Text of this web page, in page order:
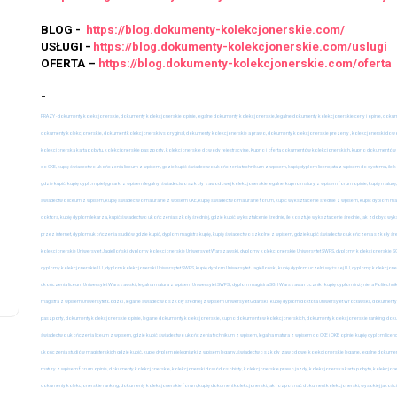
BLOG -
https://blog.dokumenty-kolekcjonerskie.com/
USŁUGI - https://blog.dokumenty-kolekcjonerskie.com/uslugi
OFERTA – https://blog.dokumenty-kolekcjonerskie.com/oferta
-
FRAZY - dokumenty kolekcjonerskie, dokumenty kolekcjonerskie opinie, legalne dokumenty kolekcjonerskie, legalne dokumenty kolekcjonerskie ceny i opinie,
dokumenty kolekcjonerskie, dokument kolekcjonerski vs oryginał, dokumenty kolekcjonerskie a prawo, dokumenty kolekcjonerskie prezenty , kolekcjonerski
kolekcjonerska karta pobytu, kolekcjonerskie paszporty, kolekcjonerskie dowody rejestracyjne, Kupno i oferta dokumentów kolekcjonerskich, kupno
do CKE, kupię świadectwo ukończenia liceum z wpisem, gdzie kupić świadectwo ukończenia technikum z wpisem, kupię dyplom licencjata z wpisem do systemu,
gdzie kupić, kupię dyplom pielęgniarki z wpisem legalny, świadectwo szkoły zawodowej kolekcjonerskie legalne, kupno matury z wpisem forum opinie, kupię
świadectwo liceum z wpisem, kupię świadectwo maturalne z wpisem CKE, kupię świadectwo maturalne forum, kupić wykształcenie średnie z wpisem, kupić dyplom
doktora, kupię dyplom lekarza, kupić świadectwo ukończenia szkoły średniej, gdzie kupić wykształcenie średnie, ile kosztuje wykształcenie średnie, jak zdobyć
przez internet, dyplom ukończenia studiów gdzie kupić, dyplom magistra kupię, kupię świadectwo szkolne z wpisem, gdzie kupić świadectwo ukończenia
kolekcjonerskie Uniwersytet Jagielloński, dyplomy kolekcjonerskie Uniwersytet Warszawski, dyplomy kolekcjonerskie Uniwersytet SWPS, dyplomy
dyplomy kolekcjonerskie UJ , dyplom kolekcjonerski Uniwersytet SWPS, kupię dyplom Uniwersytet Jagielloński, kupię dyplom uczelni wyższej UJ, dyplomy
ukończenia liceum Uniwersytet Warszawski , legalna matura z wpisem Uniwersytet SWPS , dyplom magistra SGH Warszawa rocznik , kupię dyplom inżyniera
magistra z wpisem Uniwersytet Łódzki , legalne świadectwo szkoły średniej z wpisem Uniwersytet Gdański , kupię dyplom doktora Uniwersytet Wrocławski ,
paszporty, dokumenty kolekcjonerskie opinie, legalne dokumenty kolekcjonerskie, kupno dokumentów kolekcjonerskich, dokumenty kolekcjonerskie ranking,
świadectwo ukończenia liceum z wpisem, gdzie kupić świadectwo ukończenia technikum z wpisem, legalna matura z wpisem do CKE i OKE opinie, kupię dyplom
ukończenia studiów magisterskich gdzie kupić, kupię dyplom pielęgniarki z wpisem legalny, świadectwo szkoły zawodowej kolekcjonerskie legalne, legalne
matury z wpisem forum opinie, dokumenty kolekcjonerskie, kolekcjonerski dowód osobisty, kolekcjonerskie prawo jazdy, kolekcjonerska karta pobytu,
dokumenty kolekcjonerskie ranking, dokumenty kolekcjonerskie forum, kupię dokument kolekcjonerski, jak rozpoznać dokument kolekcjonerski, wysokiej
dyplom kolekcjonerski
opinie
23 lipca, 2026
Kupię dyplom
wpisem Kupię
szkolne z
31 lipca, 2026